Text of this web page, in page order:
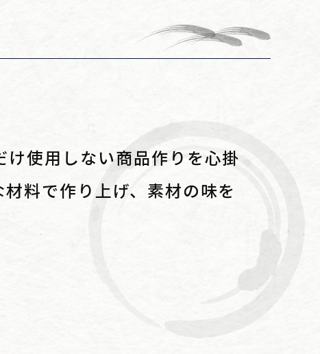
使用しない商品作りを心掛
料で作り上げ、素材の味を